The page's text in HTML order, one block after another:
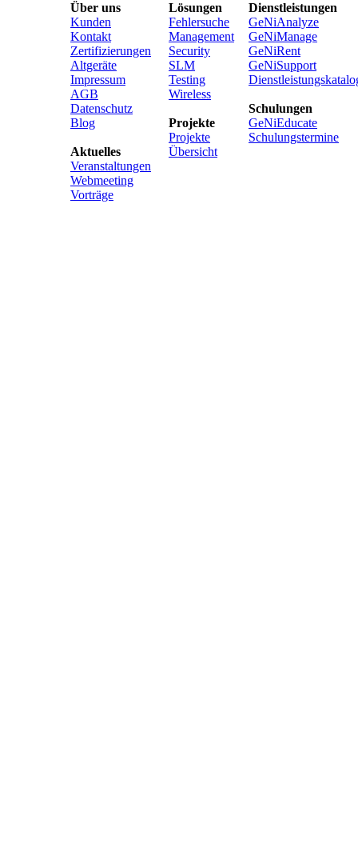
Über uns
Kunden
Kontakt
Zertifizierungen
Altgeräte
Impressum
AGB
Datenschutz
Blog
Aktuelles
Veranstaltungen
Webmeeting
Vorträge
Lösungen
Fehlersuche
Management
Security
SLM
Testing
Wireless
Projekte
Projekte
Übersicht
Dienstleistungen
GeNiAnalyze
GeNiManage
GeNiRent
GeNiSupport
Schulungen
GeNiEducate
Schulungstermine